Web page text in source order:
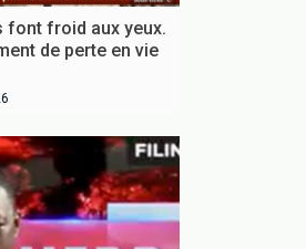
font froid aux yeux.
de perte en vie